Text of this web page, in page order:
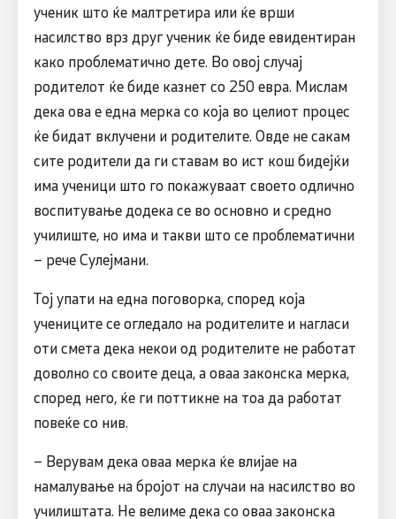
ученик што ќе малтретира или ќе врши
насилство врз друг ученик ќе биде евидентиран
како проблематично дете. Во овој случај
родителот ќе биде казнет со 250 евра. Мислам
дека ова е една мерка со која во целиот процес
ќе бидат вклучени и родителите. Овде не сакам
сите родители да ги ставам во ист кош бидејќи
има ученици што го покажуваат своето одлично
воспитување додека се во основно и средно
училиште, но има и такви што се проблематични
– рече Сулејмани.
Тој упати на една поговорка, според која
учениците се огледало на родителите и нагласи
оти смета дека некои од родителите не работат
доволно со своите деца, а оваа законска мерка,
според него, ќе ги поттикне на тоа да работат
повеќе со нив.
– Верувам дека оваа мерка ќе влијае на
намалување на бројот на случаи на насилство во
училиштата. Не велиме дека со оваа законска